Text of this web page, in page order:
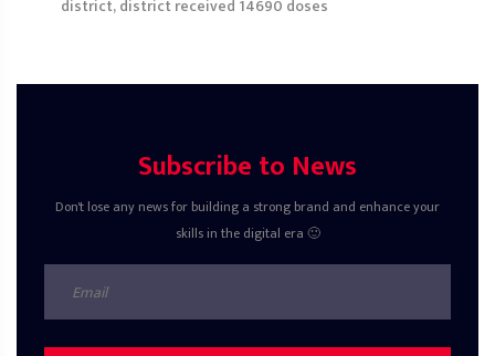
district, district received 14690 doses
Subscribe to News
Don't lose any news for building a strong brand and enhance your
skills in the digital era 🙂